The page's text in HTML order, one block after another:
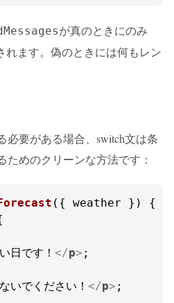
が真のときにのみ
れます。偽のときには何もレン
必要がある場合、switch文は条
めのクリーンな方法です：
( { weather }
日です！ </p>
いでください！ </p>